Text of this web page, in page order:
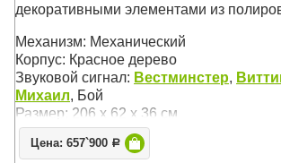
декоративными элементами из
Механизм: Механический
Корпус: Красное дерево
Звуковой сигнал: Вестминстер,
Михаил, Бой
Размер: 206 х 62 х 36 см
Цена: 657`900 Р